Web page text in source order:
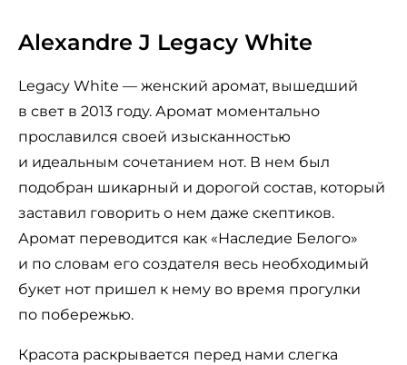
Alexandre J Legacy White
Legacy White — женский аромат, вышедший
в свет в 2013 году. Аромат моментально
прославился своей изысканностью
и идеальным сочетанием нот. В нем был
подобран шикарный и дорогой состав, который
заставил говорить о нем даже скептиков.
Аромат переводится как «Наследие Белого»
и по словам его создателя весь необходимый
букет нот пришел к нему во время прогулки
по побережью.
Красота раскрывается перед нами слегка